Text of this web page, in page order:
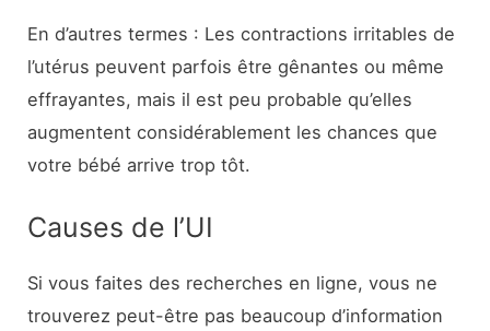
En d’autres termes : Les contractions irritables de
l’utérus peuvent parfois être gênantes ou même
effrayantes, mais il est peu probable qu’elles
augmentent considérablement les chances que
votre bébé arrive trop tôt.
Causes de l’UI
Si vous faites des recherches en ligne, vous ne
trouverez peut-être pas beaucoup d’information